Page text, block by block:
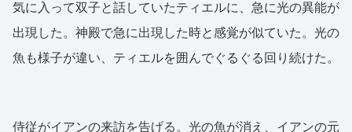
気に入って双子と話していたティエルに、急に光の異能が
出現した。神殿で急に出現した時と感覚が似ていた。光の
魚も様子が違い、ティエルを囲んでぐるぐる回り続けた。
侍従がイアンの来訪を告げる。光の魚が消え、イアンの元